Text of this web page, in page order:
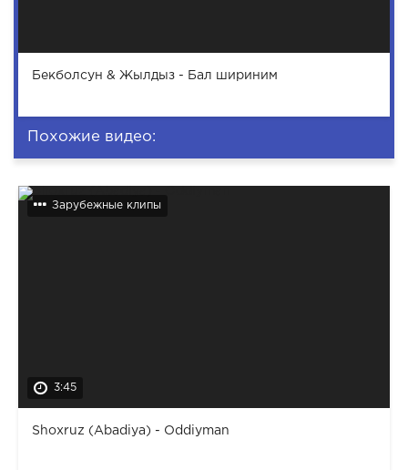
Бекболсун & Жылдыз - Бал шириним
Похожие видео:
Зарубежные клипы
3:45
Shoxruz (Abadiya) - Oddiyman